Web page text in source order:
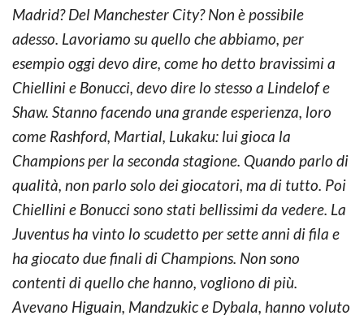
Madrid? Del Manchester City? Non è possibile
adesso. Lavoriamo su quello che abbiamo, per
esempio oggi devo dire, come ho detto bravissimi a
Chiellini e Bonucci, devo dire lo stesso a Lindelof e
Shaw. Stanno facendo una grande esperienza, loro
come Rashford, Martial, Lukaku: lui gioca la
Champions per la seconda stagione. Quando parlo di
qualità, non parlo solo dei giocatori, ma di tutto. Poi
Chiellini e Bonucci sono stati bellissimi da vedere. La
Juventus ha vinto lo scudetto per sette anni di fila e
ha giocato due finali di Champions. Non sono
contenti di quello che hanno, vogliono di più.
Avevano Higuain, Mandzukic e Dybala, hanno voluto